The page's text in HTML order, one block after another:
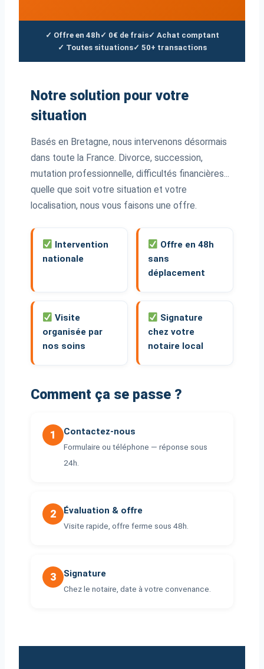
✓ Offre en 48h ✓ 0€ de frais✓ Achat comptant
✓ Toutes situations✓ 50+ transactions
Notre solution pour votre
situation
Basés en Bretagne, nous intervenons désormais
dans toute la France. Divorce, succession,
mutation professionnelle, difficultés financières...
quelle que soit votre situation et votre
localisation, nous vous faisons une offre.
Intervention
nationale
Offre en 48h
sans
déplacement
Visite
organisée par
nos soins
Signature
chez votre
notaire local
Comment ça se passe ?
1 Contactez-nous
Formulaire ou téléphone — réponse sous
24h.
2 Évaluation & offre
Visite rapide, offre ferme sous 48h.
3 Signature
Chez le notaire, date à votre convenance.